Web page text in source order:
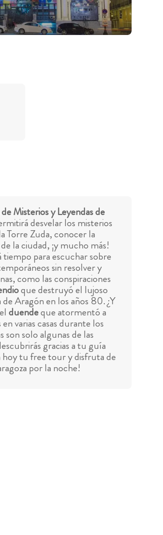
Misterios y Leyendas de
desvelar los misterios
Torre Zuda, conocer la
la ciudad, ¡y mucho más!
tiempo para escuchar sobre
sin resolver y
como las conspiraciones
que destruyó el lujoso
Aragón en los años 80. ¿Y
duendeque atormentó a
varias casas durante los
son solo algunas de las
gracias a tu guía
hoy tu free tour y disfruta de
por la noche!